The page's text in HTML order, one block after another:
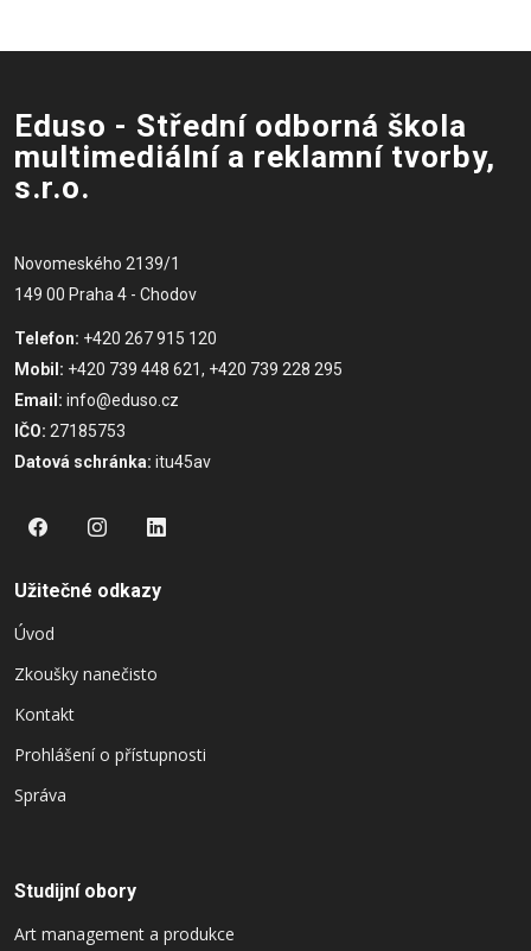
Eduso - Střední odborná škola
multimediální a reklamní tvorby,
s.r.o.
Novomeského 2139/1
149 00 Praha 4 - Chodov
Telefon: +420 267 915 120
Mobil: +420 739 448 621, +420 739 228 295
Email: info@eduso.cz
IČO: 27185753
Datová schránka: itu45av
Užitečné odkazy
Úvod
Zkoušky nanečisto
Kontakt
Prohlášení o přístupnosti
Správa
Studijní obory
Art management a produkce